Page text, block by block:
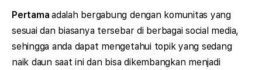
Pertamaadalah bergabung dengan komunitas yang
sesuai dan biasanya tersebar di berbagai social media,
sehingga anda dapat mengetahui topik yang sedang
naik daun saat ini dan bisa dikembangkan menjadi